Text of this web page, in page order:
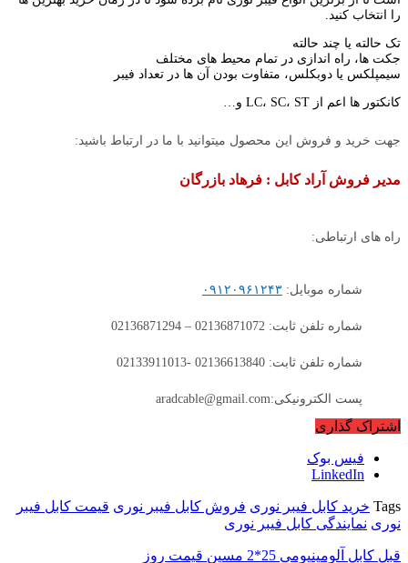
را انتخاب کنید.
تک حالته یا چند حالته
جکت ها، راه اندازی در تمام محیط های مختلف
سیمپلکس یا دوبکلس، متفاوت بودن آن ها در تعداد فیبر
کانکتور ها اعم از LC، SC، ST و…
جهت خرید و فروش این محصول میتوانید با ما در ارتباط باشید:
مدیر فروش آراد کابل : فرهاد بازرگان
راه های ارتباطی:
شماره موبایل: ۰۹۱۲۰۹۶۱۲۴۳
شماره تلفن ثابت: 02136871072 – 02136871294
شماره تلفن ثابت: 02136613840 -02133911013
پست الکترونیکی:aradcable@gmail.com
اشتراک گذاری
فیس بوک
LinkedIn
Tags خرید کابل فیبر نوری فروش کابل فیبر نوری قیمت کابل فیبر
نوری نمایندگی کابل فیبر نوری
قبل کابل آلومینیومی 25*2 مسین قیمت روز